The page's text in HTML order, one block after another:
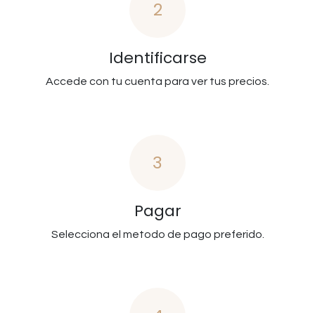
2
Identificarse
Accede con tu cuenta para ver tus precios.
3
Pagar
Selecciona el metodo de pago preferido.